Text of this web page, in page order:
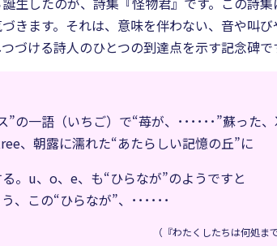
きます。それは、意味を伴わない、音や叫
づける詩人のひとつの到達点を示す記念碑
”の一語（いちご）で“苺が、･･････”蘇った
、朝露に濡れた“あたらしい記憶の丘”に
。u、o、e、も“ひらなが”のようですと
、この“ひらなが”、･･････
（『わたくしたちは何処